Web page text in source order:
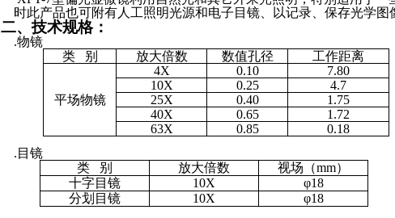
时此产品也可附有人工照明光源和电子目镜、以记录、保存光学图
二、技术规格：
.物镜
类
别 放大倍数 数值孔径 工作距离
平场物镜
4X 0.10
7.80
10X
0.25
4.7
25X
0.40
1.75
40X
0.65
1.72
63X
0.85
0.18
. 目镜
类
别 放大倍数 视场（mm）
十字目镜
10X
φ18
分划目镜
10X φ18